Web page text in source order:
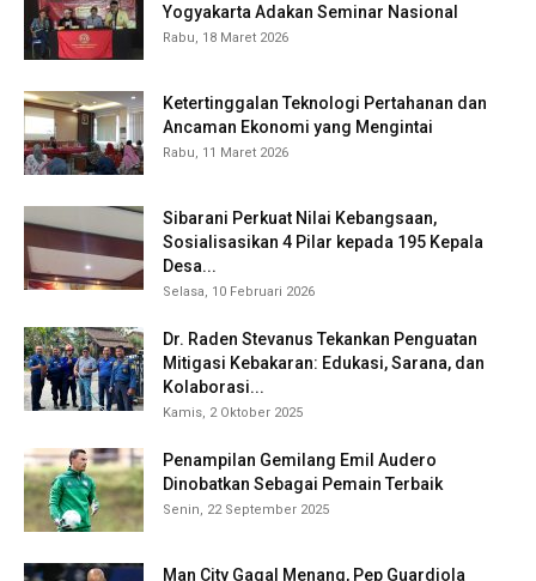
Yogyakarta Adakan Seminar Nasional
Rabu, 18 Maret 2026
Ketertinggalan Teknologi Pertahanan dan
Ancaman Ekonomi yang Mengintai
Rabu, 11 Maret 2026
Sibarani Perkuat Nilai Kebangsaan,
Sosialisasikan 4 Pilar kepada 195 Kepala
Desa...
Selasa, 10 Februari 2026
Dr. Raden Stevanus Tekankan Penguatan
Mitigasi Kebakaran: Edukasi, Sarana, dan
Kolaborasi...
Kamis, 2 Oktober 2025
Penampilan Gemilang Emil Audero
Dinobatkan Sebagai Pemain Terbaik
Senin, 22 September 2025
Man City Gagal Menang, Pep Guardiola